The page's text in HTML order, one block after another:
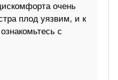
очень
плод уязвим, и к
с